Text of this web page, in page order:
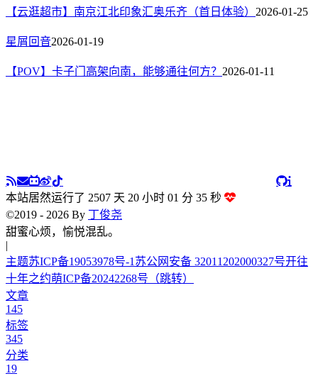
【云逛超市】南京江北印象汇奥乐齐（首日体验） 2026-01-25
星屑回音2026-01-19
【POV】卡子门高架向南，能够通往何方？ 2026-01-11
本站居然运行了 2507 天 20 小时 01 分 36 秒
©2019 - 2026 By 丁俊尧
甜蜜心烦，
|
主题苏ICP备19053978号-1苏公网安备 32011202000327号开往
十年之约萌ICP备20242268号 （跳转）
文章
145
标签
345
分类
19